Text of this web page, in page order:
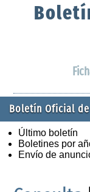
Boletín Oficial
Último boletín
Boletines por
Envío de